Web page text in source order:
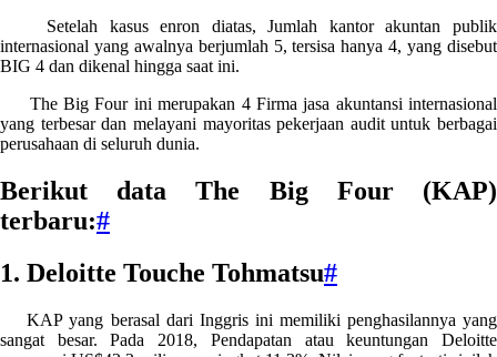
Setelah kasus enron diatas, Jumlah kantor akuntan publik
internasional yang awalnya berjumlah 5, tersisa hanya 4, yang disebut
BIG 4 dan dikenal hingga saat ini.
The Big Four ini merupakan 4 Firma jasa akuntansi internasional
yang terbesar dan melayani mayoritas pekerjaan audit untuk berbagai
perusahaan di seluruh dunia.
Berikut data The Big Four (KAP)
terbaru:#
1. Deloitte Touche Tohmatsu#
KAP yang berasal dari Inggris ini memiliki penghasilannya yang
sangat besar. Pada 2018, Pendapatan atau keuntungan Deloitte